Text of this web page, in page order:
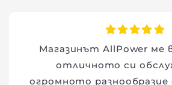
Магазинът AllPower ме
отличното си
огромното